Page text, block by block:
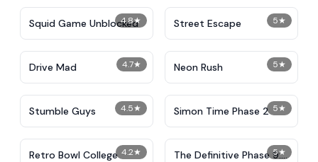
4.8★
Squid Game Unblocked 5★
Street Escape
4.7★
Drive Mad 5★
Neon Rush
4.5★
Stumble Guys 5★
Simon Time Phase 2
4.2★
Retro Bowl College 5★
The Definitive Phase 9: